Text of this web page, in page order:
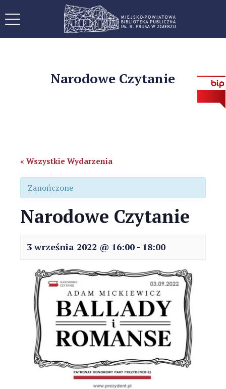
Narodowe Czytanie
« Wszystkie Wydarzenia
Zanończone
Narodowe Czytanie
3 września 2022 @ 16:00 - 18:00